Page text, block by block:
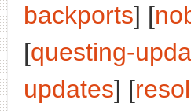
backports] [
[questing-
updates] [